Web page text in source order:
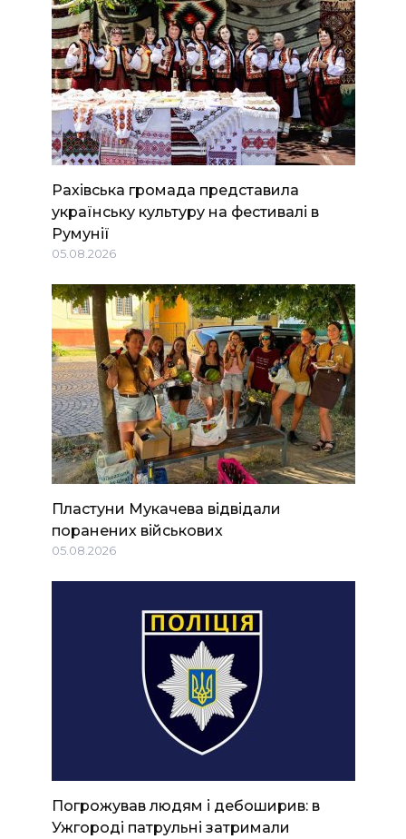
Рахівська громада представила
українську культуру на фестивалі в
Румунії
05.08.2026
Пластуни Мукачева відвідали
поранених військових
05.08.2026
Погрожував людям і дебоширив: в
Ужгороді патрульні затримали